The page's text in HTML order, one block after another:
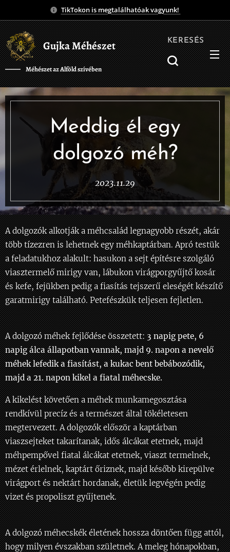
TikTokon is megtalálhatóak vagyunk!
Gujka Méhészet
Méhészet az Alföld szívében❤️
KERESÉS
Meddig él egy
dolgozó méh?
2023.11.29
A dolgozók alkotják a méhcsalád legnagyobb részét, akár
több tízezren is lehetnek egy méhkaptárban. Apró testük
a feladatukhoz alakult: hasukon a sejt építésre szolgáló
viasztermelő mirigy van, lábukon virágporgyűjtő kosár
és kefe, fejükben pedig a fiasítás tejszerű eleségét készítő
garatmirigy található. Petefészkük teljesen fejletlen.
A dolgozó méhek fejlődése összetett:3 napig pete, 6
napig álca állapotban vannak, majd 9. napon a nevelő
méhek lefedik a fiasítást, a kukac bent bebábozódik,
majd a 21. napon kikel a fiatal méhecske.
A kikelést követően a méhek munkamegosztása
rendkívül precíz és a természet által tökéletesen
megtervezett. A dolgozók először a kaptárban
viaszsejteket takarítanak, idős álcákat etetnek, majd
méhpempővel fiatal álcákat etetnek, viaszt termelnek,
mézet érlelnek, kaptárt őriznek, majd később kirepülve
virágport és nektárt hordanak, életük legvégén pedig
vizet és propoliszt gyűjtenek.
A dolgozó méhecskék életének hossza döntően függ attól,
hogy milyen évszakban születnek. A meleg hónapokban,